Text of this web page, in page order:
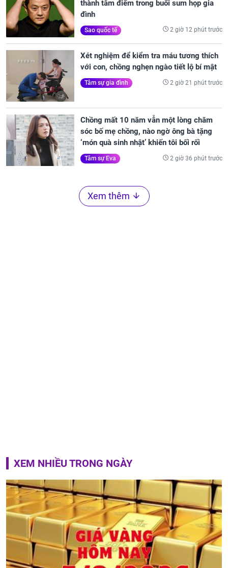
thành tâm điểm trong buổi sum họp gia
đình
Sao quốc tế 2 giờ 12 phút trước
Xét nghiệm để kiểm tra máu tương thích
với con, chồng nghẹn ngào tiết lộ bí mật
Tâm sự gia đình 2 giờ 21 phút trước
Chồng mất 10 năm vẫn một lòng chăm
sóc bố mẹ chồng, nào ngờ ông bà tặng
‘món quà sinh nhật’ khiến tôi bối rối
Tâm sự Eva 2 giờ 36 phút trước
Xem thêm
XEM NHIỀU TRONG NGÀY